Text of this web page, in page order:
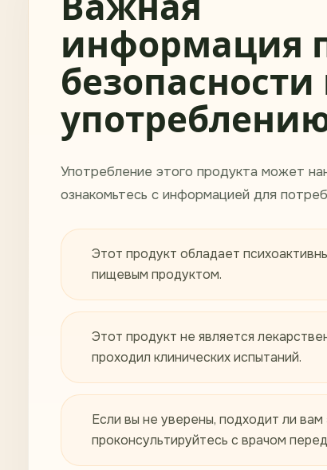
информация
безопасности
Употребление этого продукта может
ознакомьтесь с информацией для
Этот продукт обладает
пищевым продуктом.
Этот продукт не является
проходил клинических испытаний.
Если вы не уверены, подходит ли вам
проконсультируйтесь с врачом